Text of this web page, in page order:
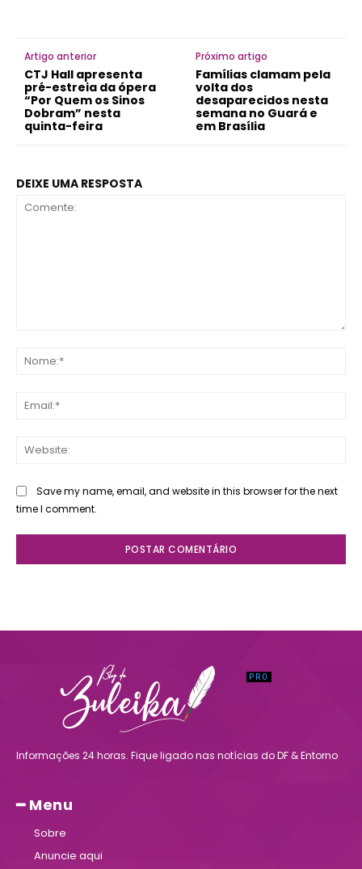
Artigo anterior
CTJ Hall apresenta
pré-estreia da ópera
“Por Quem os Sinos
Dobram” nesta
quinta-feira
Próximo artigo
Famílias clamam pela
volta dos
desaparecidos nesta
semana no Guará e
em Brasília
DEIXE UMA RESPOSTA
Save my name, email, and website in this browser for the next
time I comment.
Informações 24 horas. Fique ligado nas notícias do DF & Entorno
━ Menu
Sobre
Anuncie aqui